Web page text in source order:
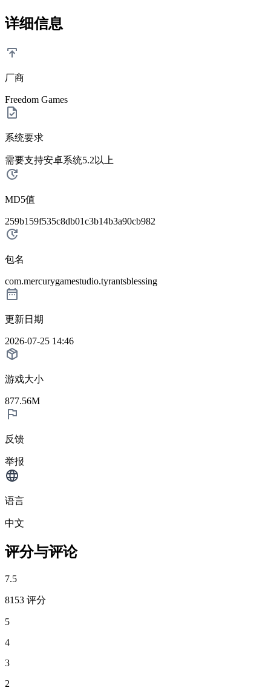
详细信息
厂商
Freedom Games
系统要求
需要支持安卓系统5.2以上
MD5值
259b159f535c8db01c3b14b3a90cb982
包名
com.mercurygamestudio.tyrantsblessing
更新日期
2026-07-25 14:46
游戏大小
877.56M
反馈
举报
语言
中文
评分与评论
7.5
8153 评分
5
4
3
2